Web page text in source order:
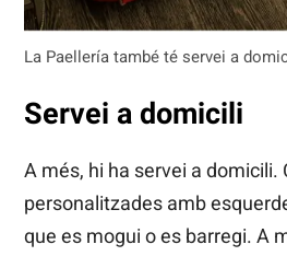
La Paellería també té servei a
Servei a domicili
A més, hi ha servei a domicili.
personalitzades amb
que es mogui o es barregi. A